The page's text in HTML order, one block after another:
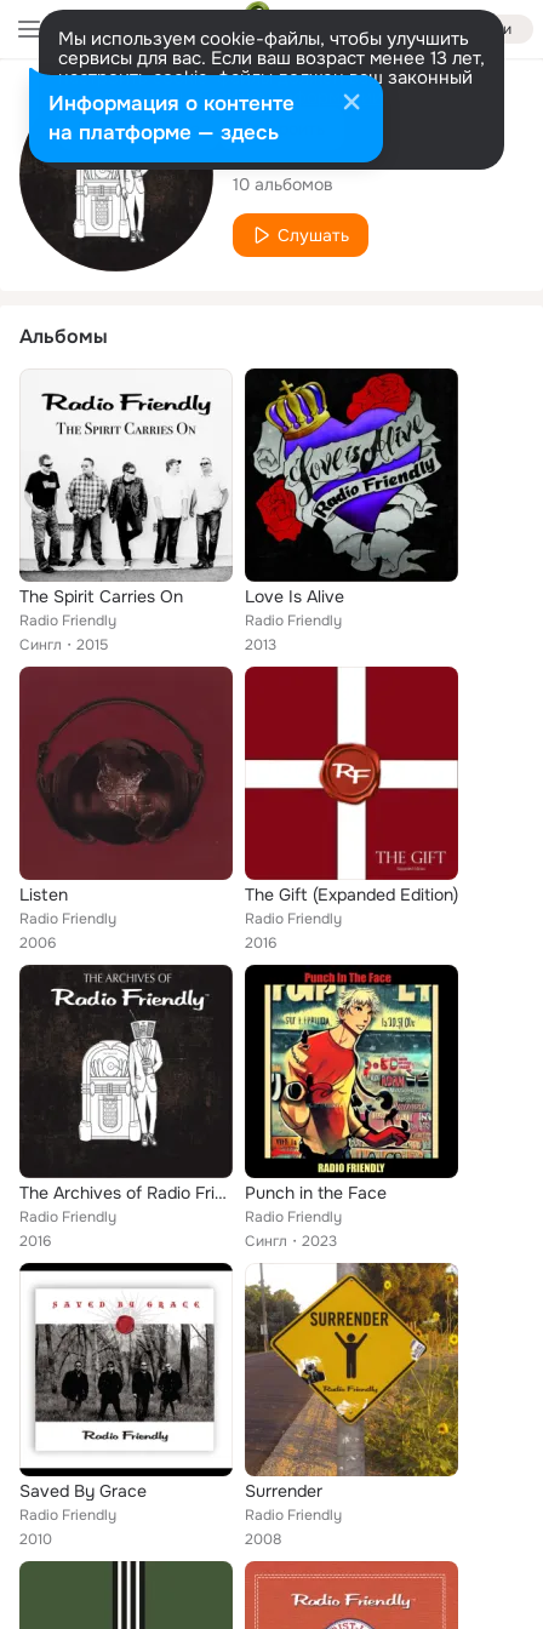
Войти
Мы используем cookie-файлы, чтобы улучшить
сервисы для вас. Если ваш возраст менее 13 лет,
настроить cookie-файлы должен ваш законный
представитель. Больше информации
Разрешить все Настроить
Исполнитель
Radio Friendly
10 альбомов
Слушать
Альбомы
The Spirit Carries On
Radio Friendly
Сингл
2015
Love Is Alive
Radio Friendly
2013
Listen
Radio Friendly
2006
The Gift (Expanded Edition)
Radio Friendly
2016
The Archives of Radio Friendly
Radio Friendly
2016
Punch in the Face
Radio Friendly
Сингл
2023
Saved By Grace
Radio Friendly
2010
Surrender
Radio Friendly
2008
Информация о контенте
на платформе — здесь